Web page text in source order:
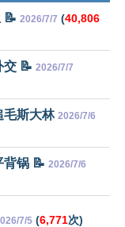
📝 2026/7/7 (40,806
交 📝 2026/7/7
毛斯大林 2026/7/6
背锅 📝 2026/7/6
7/5 (6,771次)